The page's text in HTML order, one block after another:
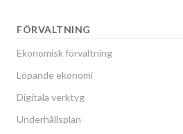
FÖRVALTNING
Ekonomisk förvaltning
Löpande ekonomi
Digitala verktyg
Underhållsplan